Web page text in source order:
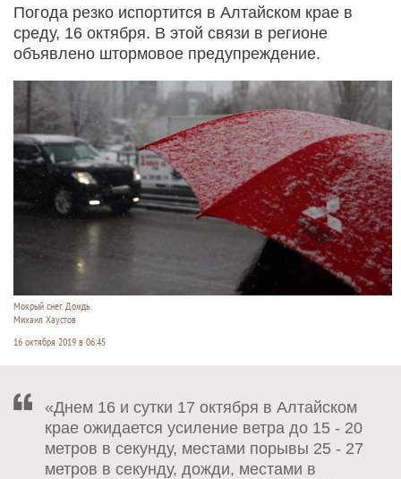
Погода резко испортится в Алтайском крае в
среду, 16 октября. В этой связи в регионе
объявлено штормовое предупреждение.
Мокрый снег. Дождь.
Михаил Хаустов
16 октября 2019 в 06:45
«Днем 16 и сутки 17 октября в Алтайском
крае ожидается усиление ветра до 15 - 20
метров в секунду, местами порывы 25 - 27
метров в секунду, дожди, местами в